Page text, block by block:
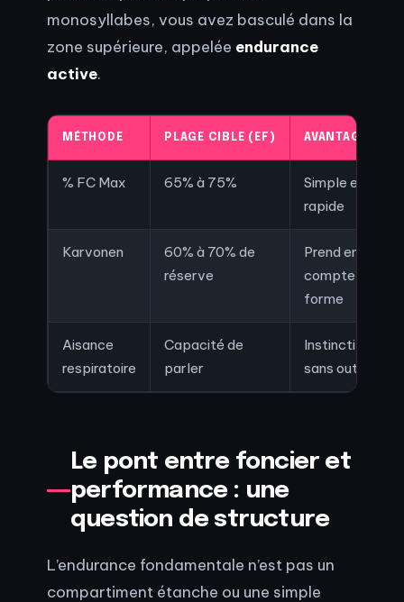
monosyllabes, vous avez basculé dans la
zone supérieure, appelée endurance
active.
MÉTHODE PLAGE CIBLE (EF) AVANTAGES
% FC Max 65% à 75%
Simple et
rapide
Karvonen
60% à 70% de
réserve
Prend en
compte la
forme
Aisance
respiratoire
Capacité de
parler
Instinctif,
sans outil
Le pont entre foncier et
performance : une
question de structure
L’endurance fondamentale n’est pas un
compartiment étanche ou une simple